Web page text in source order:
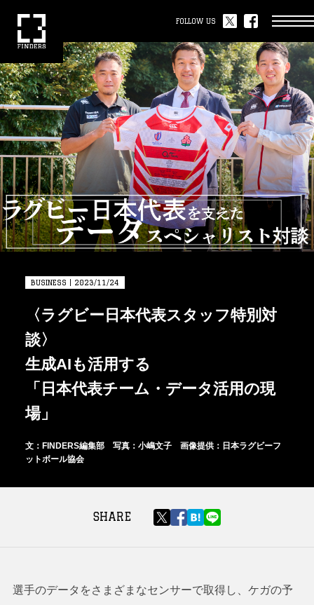
FOLLOW US
BUSINESS | 2023/11/24
〈ラグビー日本代表スタッフ特別対
談〉
生成AIも活用する
「日本代表チーム・データ活用の現
場」
文：FINDERS編集部 写真：小嶋文子 画像提供：日本ラグビーフ
ットボール協会
SHARE
選手のデータをさまざまなセンサーで取得し、ケガの予